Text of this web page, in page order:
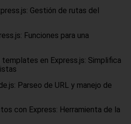
Gestión de rutas del
Funciones para una
en Express.js: Simplifica
Parseo de URL y manejo de
con Express: Herramienta de la